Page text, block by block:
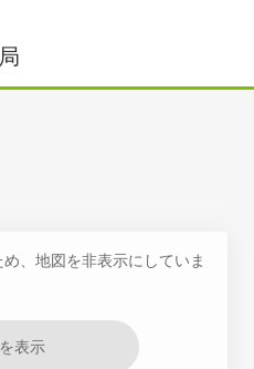
、地図を非表示にしていま
表示